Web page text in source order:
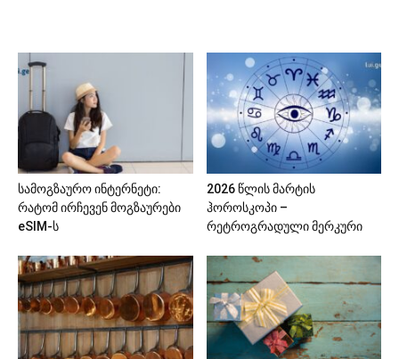
სამოგზაურო ინტერნეტი:
რატომ ირჩევენ მოგზაურები
eSIM-ს
2026 წლის მარტის
ჰოროსკოპი –
რეტროგრადული მერკური